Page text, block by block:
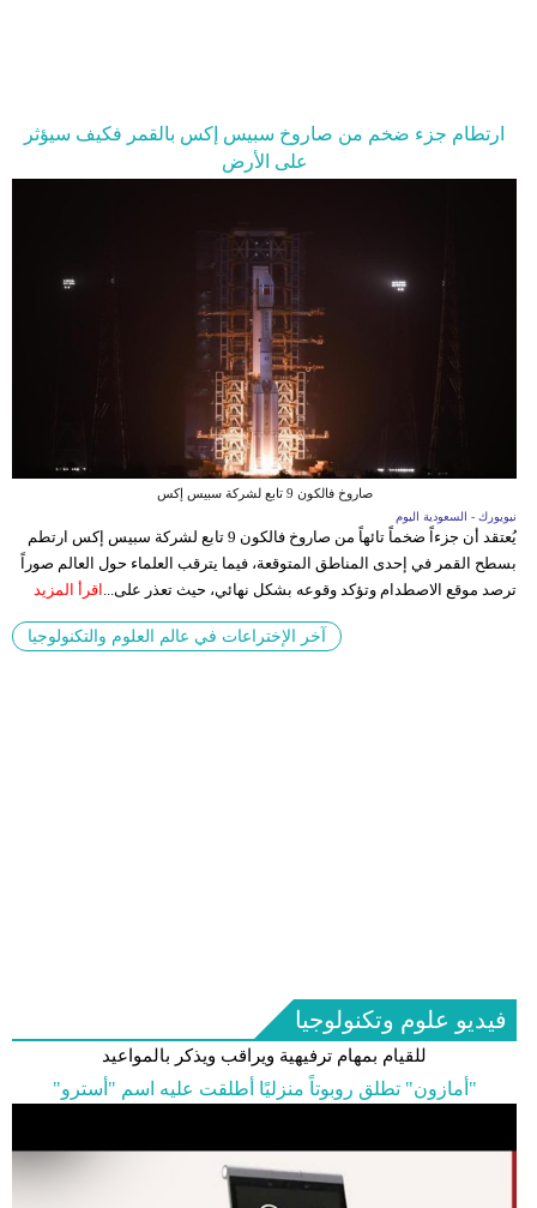
ارتطام جزء ضخم من صاروخ سبيس إكس بالقمر فكيف سيؤثر
على الأرض
صاروخ فالكون 9 تابع لشركة سبيس إكس
نيويورك - السعودية اليوم
يُعتقد أن جزءاً ضخماً تائهاً من صاروخ فالكون 9 تابع لشركة سبيس إكس ارتطم
بسطح القمر في إحدى المناطق المتوقعة، فيما يترقب العلماء حول العالم صوراً
ترصد موقع الاصطدام وتؤكد وقوعه بشكل نهائي، حيث تعذر على...
اقرأ المزيد
آخر الإختراعات في عالم العلوم والتكنولوجيا
فيديو علوم وتكنولوجيا
للقيام بمهام ترفيهية ويراقب ويذكر بالمواعيد
"أمازون" تطلق روبوتاً منزليًا أطلقت عليه اسم "أسترو"